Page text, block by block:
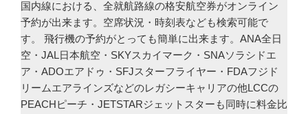
国内線における、全就航路線の格安航空券がオンライン
予約が出来ます。空席状況・時刻表なども検索可能で
す。 飛行機の予約がとっても簡単に出来ます。ANA全日
空・JAL日本航空・SKYスカイマーク・SNAソラシドエ
ア・ADOエアドゥ・SFJスターフライヤー・FDAフジド
リームエアラインズなどのレガシーキャリアの他LCCの
PEACHピーチ・JETSTARジェットスターも同時に料金比